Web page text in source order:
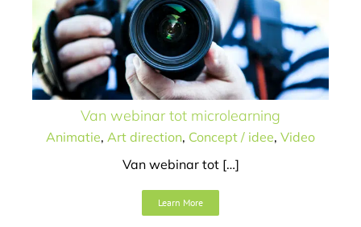
Van webinar tot microlearning
Animatie, Art direction, Concept / idee, Video
Van webinar tot […]
Learn More
Uitleg animatie
Bouwend Nederland